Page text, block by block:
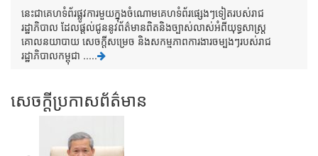
នេះជាគេហទំព័រផ្លូវការមួយក្នុងចំណោមគេហទំព័រផ្សេងៗទៀតរបស់រាជ
រដ្ឋាភិបាល ដែលផ្តល់ជូននូវព័ត៌មានពិតនិងច្បាស់លាស់អំពីយុទ្ធសាស្រ្ត
គោលនយាបាយ សេចក្តីសម្រេច និងសកម្មភាពការងារចម្បងៗរបស់រាជ
រដ្ឋាភិបាលកម្ពុជា .....
សេចក្តីប្រកាសព័ត៌មាន